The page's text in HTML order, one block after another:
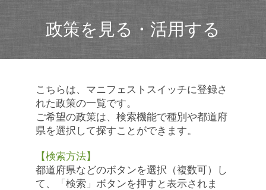
政策を見る・活用する
こちらは、マニフェストスイッチに登録さ
れた政策の一覧です。
ご希望の政策は、検索機能で種別や都道府
県を選択して探すことができます。
【検索方法】
都道府県などのボタンを選択（複数可）し
て、「検索」ボタンを押すと表示されま